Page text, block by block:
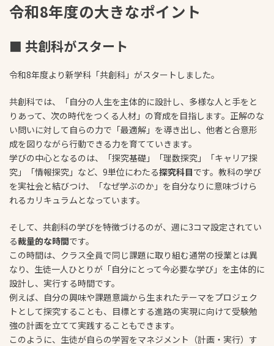
令和8年度の大きなポイント
■ 共創科がスタート
令和8年度より新学科「共創科」がスタートしました。
共創科では、「自分の人生を主体的に設計し、多様な人と手をと
りあって、次の時代をつくる人材」の育成を目指します。正解のな
い問いに対して自らの力で「最適解」を導き出し、他者と合意形
成を図りながら行動できる力を育てていきます。
学びの中心となるのは、「探究基礎」「理数探究」「キャリア探
究」「情報探究」など、9単位にわたる探究科目です。教科の学び
を実社会と結びつけ、「なぜ学ぶのか」を自分なりに意味づけら
れるカリキュラムとなっています。
そして、共創科の学びを特徴づけるのが、週に3コマ設定されてい
る裁量的な時間です。
この時間は、クラス全員で同じ課題に取り組む通常の授業とは異
なり、生徒一人ひとりが「自分にとって今必要な学び」を主体的に
設計し、実行する時間です。
例えば、自分の興味や課題意識から生まれたテーマをプロジェク
トとして探究することも、目標とする進路の実現に向けて受験勉
強の計画を立てて実践することもできます。
このように、生徒が自らの学習をマネジメント（計画・実行）す